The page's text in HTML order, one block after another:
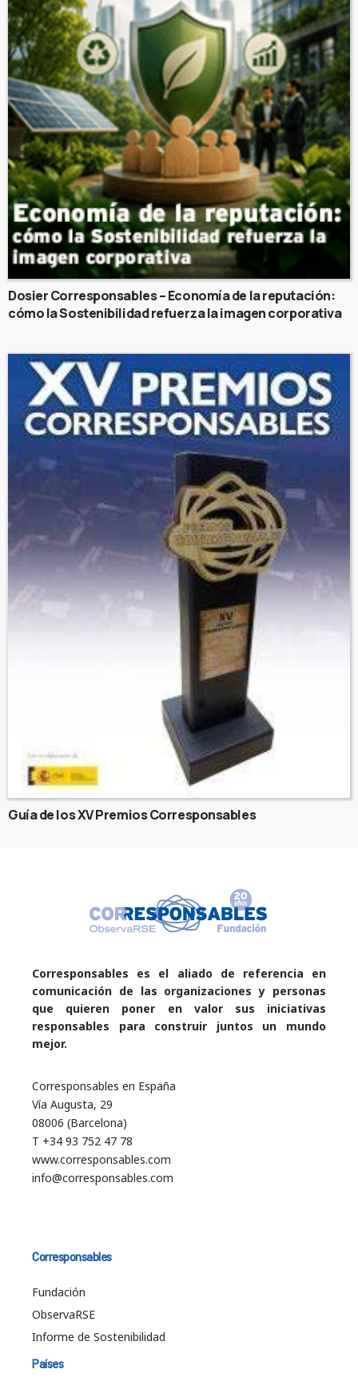
Dosier Corresponsables – Economía de la reputación:
cómo la Sostenibilidad refuerza la imagen corporativa
Guía de los XV Premios Corresponsables
Corresponsables es el aliado de referencia en
comunicación de las organizaciones y personas
que quieren poner en valor sus iniciativas
responsables para construir juntos un mundo
mejor.
Corresponsables en España
Vía Augusta, 29
08006 (Barcelona)
T +34 93 752 47 78
www.corresponsables.com
info@corresponsables.com
Corresponsables
Fundación
ObservaRSE
Informe de Sostenibilidad
Países